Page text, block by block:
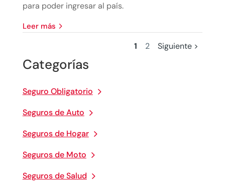
Categorías
Seguro Obligatorio
Seguros de Auto
Seguros de Hogar
Seguros de Moto
Seguros de Salud
para poder ingresar al país.
leer más
1 2 Siguiente >